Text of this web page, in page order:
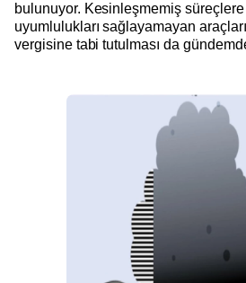
bulunuyor. Kesinleşmemiş süreçlere
uyumlulukları sağlayamayan
vergisine tabi tutulması da